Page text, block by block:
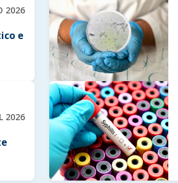
2026
e
2026